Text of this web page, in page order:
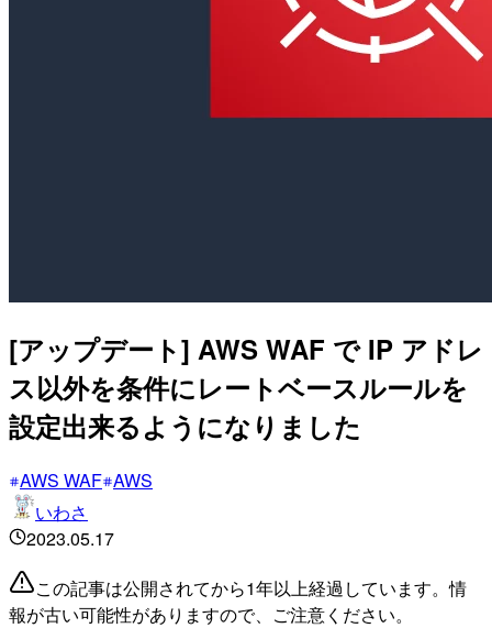
[アップデート] AWS WAF で IP アドレ
ス以外を条件にレートベースルールを
設定出来るようになりました
AWS WAF AWS
いわさ
2023.05.17
この記事は公開されてから1年以上経過しています。情
報が古い可能性がありますので、ご注意ください。